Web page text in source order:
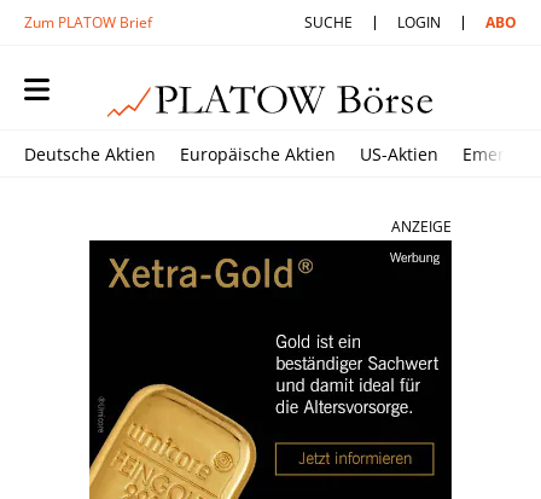
Zum PLATOW Brief SUCHE LOGIN ABO
Deutsche Aktien Europäische Aktien US-Aktien
ANZEIGE